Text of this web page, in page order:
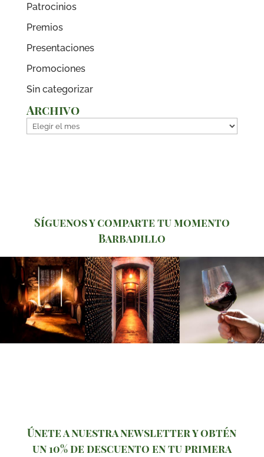
Patrocinios
Premios
Presentaciones
Promociones
Sin categorizar
Archivo
Archivo
Síguenos y comparte tu momento
Barbadillo
Únete a nuestra newsletter y obtén
un 10% de descuento en tu primera